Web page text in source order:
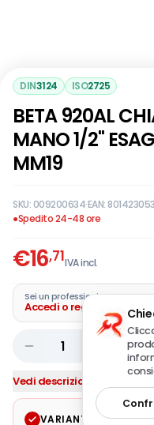
DIN3124 ISO2725
BETA 920AL
MANO 1/2"
MM19
SKU:009200634·EAN:
●Spedito 24-48 ore
€16,71IVA incl.
Sei un professionista?
Accedi o registra la tua
1
Vedi descrizione completa
VARIANTE